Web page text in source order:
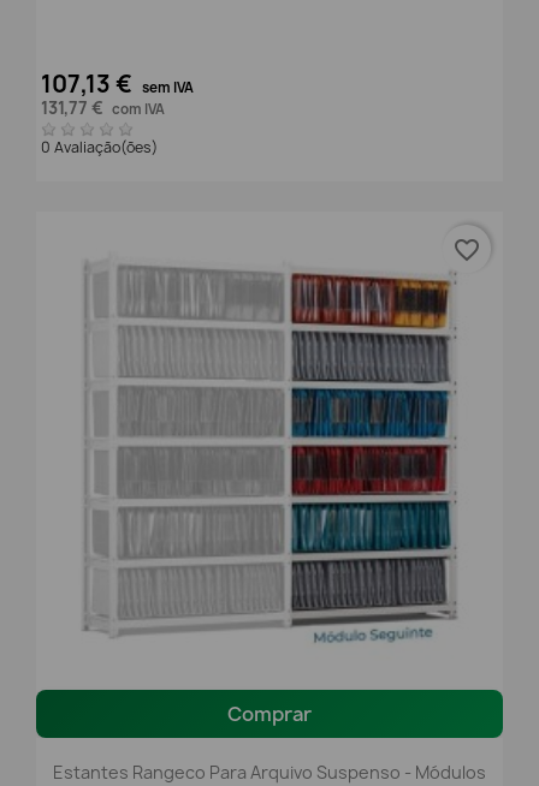
107,13 € sem IVA
131,77 € com IVA
0 Avaliação(ões)
Comprar
Estantes Rangeco Para Arquivo Suspenso - Módulos
favorite_border